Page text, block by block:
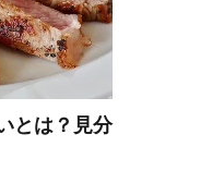
とは？見分